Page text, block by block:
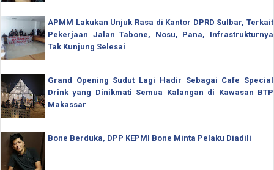
APMM Lakukan Unjuk Rasa di Kantor DPRD Sulbar, Terkait
Pekerjaan Jalan Tabone, Nosu, Pana, Infrastrukturnya
Tak Kunjung Selesai
Grand Opening Sudut Lagi Hadir Sebagai Cafe Special
Drink yang Dinikmati Semua Kalangan di Kawasan BTP
Makassar
Bone Berduka, DPP KEPMI Bone Minta Pelaku Diadili